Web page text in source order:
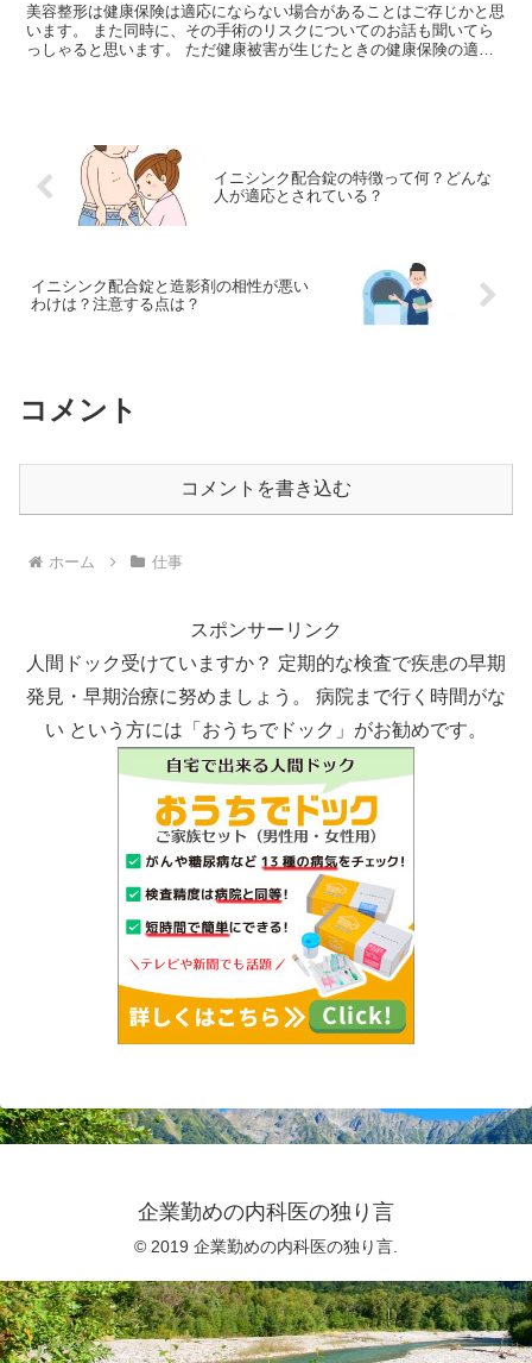
美容整形は健康保険は適応にならない場合があることはご存じかと思
います。 また同時に、その手術のリスクについてのお話も聞いてら
っしゃると思います。 ただ健康被害が生じたときの健康保険の適応
イニシンク配合錠の特徴って何？どんな
人が適応とされている？
イニシンク配合錠と造影剤の相性が悪い
わけは？注意する点は？
コメント
コメントを書き込む
ホーム 仕事
スポンサーリンク
人間ドック受けていますか？ 定期的な検査で疾患の早期
発見・早期治療に努めましょう。 病院まで行く時間がな
い という方には「おうちでドック」がお勧めです。
企業勤めの内科医の独り言
© 2019 企業勤めの内科医の独り言.